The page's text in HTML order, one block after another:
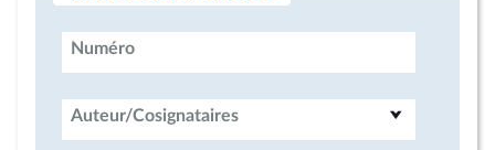
Numéro
Auteur/Cosignataires